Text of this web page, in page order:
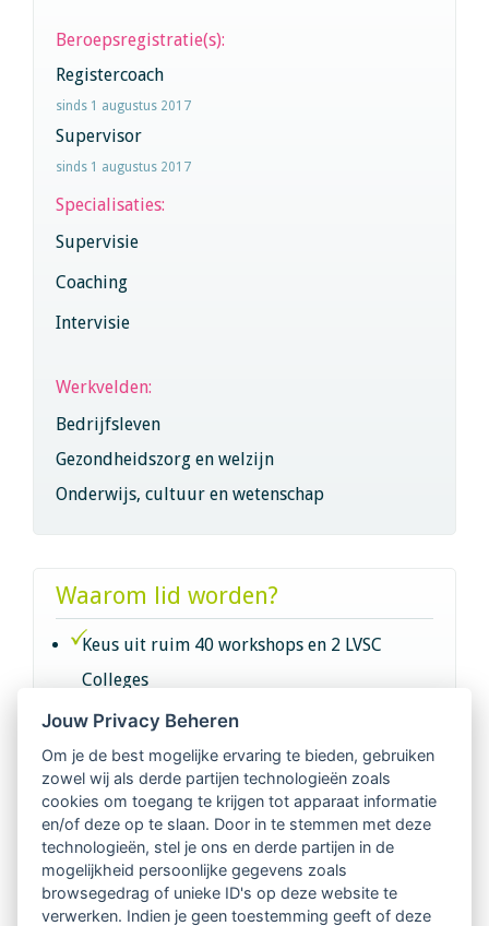
Beroepsregistratie(s):
Registercoach
sinds 1 augustus 2017
Supervisor
sinds 1 augustus 2017
Specialisaties:
Supervisie
Coaching
Intervisie
Werkvelden:
Bedrijfsleven
Gezondheidszorg en welzijn
Onderwijs, cultuur en wetenschap
Waarom lid worden?
Keus uit ruim 40 workshops en 2 LVSC
Colleges
Intervisie met geregistreerde vakgenoten
Netwerk van 2100 professionals in 14
regio's
Vindbaar voor opdrachtgevers
Jouw Privacy Beheren
Om je de best mogelijke ervaring te bieden, gebruiken
zowel wij als derde partijen technologieën zoals
cookies om toegang te krijgen tot apparaat informatie
en/of deze op te slaan. Door in te stemmen met deze
technologieën, stel je ons en derde partijen in de
mogelijkheid persoonlijke gegevens zoals
browsegedrag of unieke ID's op deze website te
verwerken. Indien je geen toestemming geeft of deze